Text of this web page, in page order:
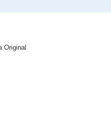
Original